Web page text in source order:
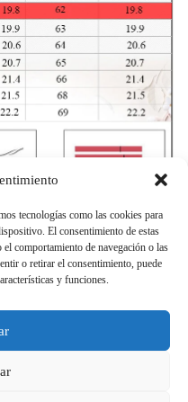
tecnologías como las cookies para
El consentimiento de estas
comportamiento de navegación o las
o retirar el consentimiento, puede
y funciones.
con nuestros productos, ¡danos
en contactarnos!